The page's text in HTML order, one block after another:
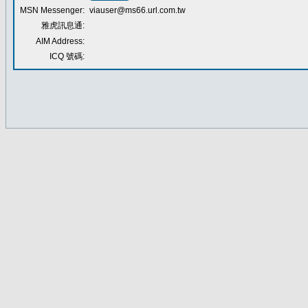
MSN Messenger: viauser@ms66.url.com.tw
雅虎訊息通:
AIM Address:
ICQ 號碼: